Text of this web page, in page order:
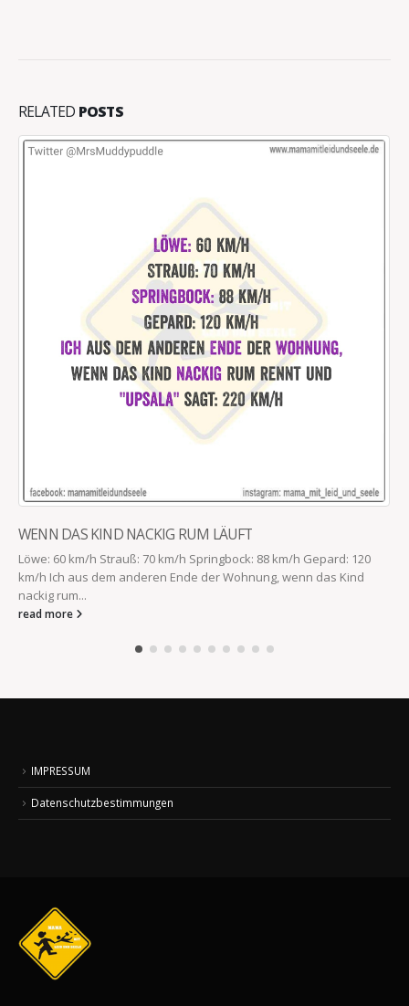
RELATED POSTS
WENN DAS KIND NACKIG RUM LÄUFT
Löwe: 60 km/h Strauß: 70 km/h Springbock: 88 km/h Gepard: 120
km/h Ich aus dem anderen Ende der Wohnung, wenn das Kind
nackig rum...
read more
IMPRESSUM
Datenschutzbestimmungen